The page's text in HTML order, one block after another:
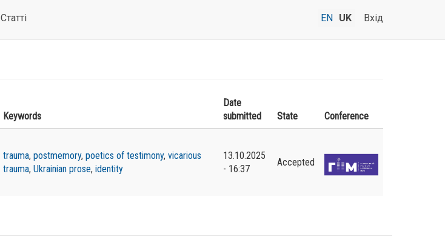
Статті Вхід
EN UK
Keywords
Date
submitted
State Conference
trauma, postmemory, poetics of testimony, vicarious
trauma, Ukrainian prose, identity
13.10.2025
- 16:37
Accepted